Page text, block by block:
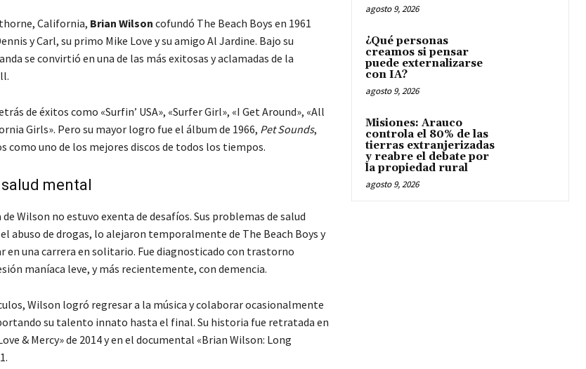
California, Brian Wilson cofundó The Beach Boys en 1961
y Carl, su primo Mike Love y su amigo Al Jardine. Bajo su
se convirtió en una de las más exitosas y aclamadas de la
de éxitos como «Surfin’ USA», «Surfer Girl», «I Get Around», «All
Girls». Pero su mayor logro fue el álbum de 1966, Pet Sounds,
como uno de los mejores discos de todos los tiempos.
mental
Wilson no estuvo exenta de desafíos. Sus problemas de salud
abuso de drogas, lo alejaron temporalmente de The Beach Boys y
en una carrera en solitario. Fue diagnosticado con trastorno
maníaca leve, y más recientemente, con demencia.
Wilson logró regresar a la música y colaborar ocasionalmente
su talento innato hasta el final. Su historia fue retratada en
& Mercy» de 2014 y en el documental «Brian Wilson: Long
agosto 9, 2026
¿Qué personas
creamos si pensar
puede externalizarse
con IA?
agosto 9, 2026
Misiones: Arauco
controla el 80% de las
tierras extranjerizadas
y reabre el debate por
la propiedad rural
agosto 9, 2026